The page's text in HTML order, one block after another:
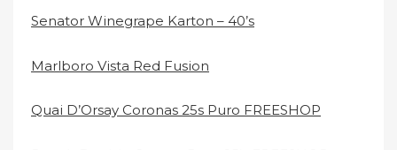
Senator Winegrape Karton – 40’s
Marlboro Vista Red Fusion
Quai D’Orsay Coronas 25s Puro FREESHOP